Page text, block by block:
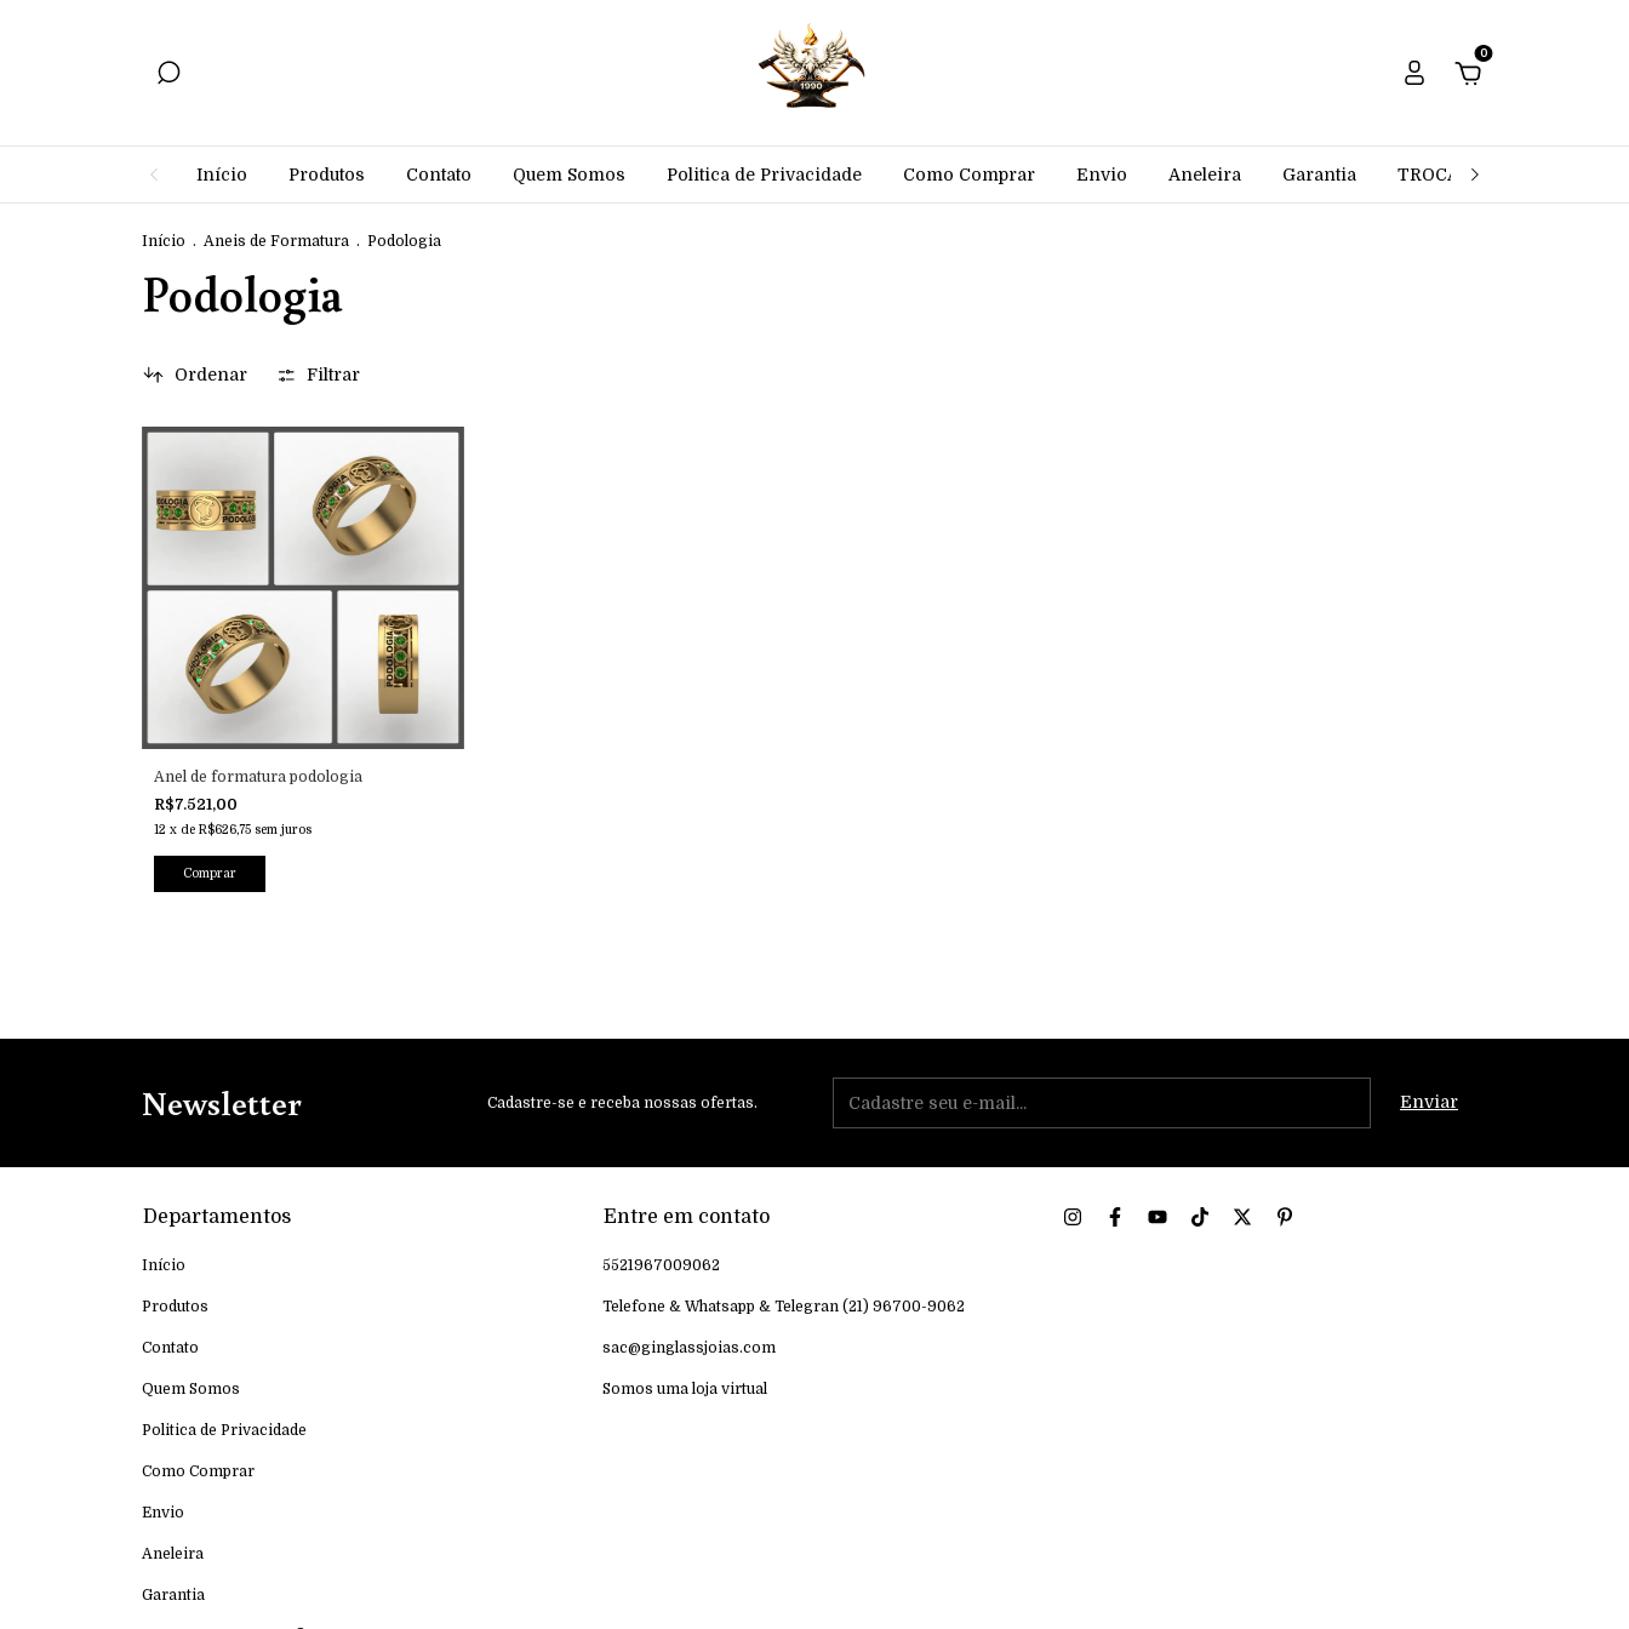
0
Início Produtos Contato Quem Somos Politica de Privacidade Como Comprar Envio Aneleira Garantia TROCAS E DEVOLUÇÕES
Início . Aneis de Formatura . Podologia
Podologia
Ordenar Filtrar
Anel de formatura podologia
R$7.521,00
12 x de R$626,75 sem juros
Comprar
Newsletter Cadastre-se e receba nossas ofertas.
Departamentos
Início
Produtos
Contato
Quem Somos
Politica de Privacidade
Como Comprar
Envio
Aneleira
Garantia
Entre em contato
5521967009062
Telefone & Whatsapp & Telegran (21) 96700-9062
sac@ginglassjoias.com
Somos uma loja virtual